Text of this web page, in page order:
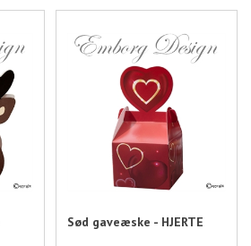
Sød gaveæske - HJERTE